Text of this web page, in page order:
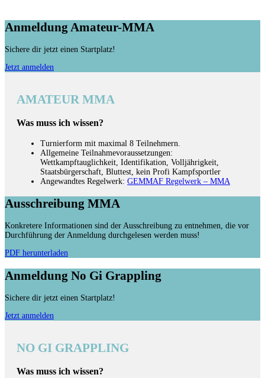
Anmeldung Amateur-MMA
Sichere dir jetzt einen Startplatz!
Jetzt anmelden
AMATEUR MMA
Was muss ich wissen?
Turnierform mit maximal 8 Teilnehmern.
Allgemeine Teilnahmevoraussetzungen:
Wettkampftauglichkeit, Identifikation, Volljährigkeit,
Staatsbürgerschaft, Bluttest, kein Profi Kampfsportler
Angewandtes Regelwerk: GEMMAF Regelwerk – MMA
Ausschreibung MMA
Konkretere Informationen sind der Ausschreibung zu entnehmen, die vor
Durchführung der Anmeldung durchgelesen werden muss!
PDF herunterladen
Anmeldung No Gi Grappling
Sichere dir jetzt einen Startplatz!
Jetzt anmelden
NO GI GRAPPLING
Was muss ich wissen?